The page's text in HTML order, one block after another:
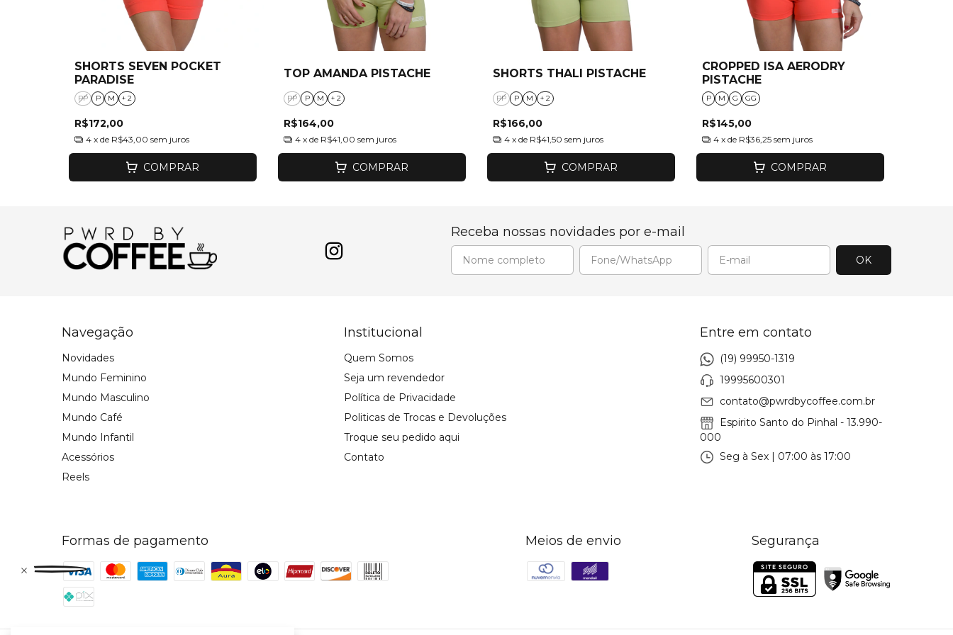
SHORTS SEVEN POCKET
PARADISE
PP P M + 2
R$172,00
4 x de R$43,00 sem juros
COMPRAR
TOP AMANDA PISTACHE
PP P M + 2
R$164,00
4 x de R$41,00 sem juros
COMPRAR
SHORTS THALI PISTACHE
PP P M + 2
R$166,00
4 x de R$41,50 sem juros
COMPRAR
CROPPED ISA AERODRY
PISTACHE
P M G GG
R$145,00
4 x de R$36,25 sem juros
COMPRAR
Receba nossas novidades por e-mail
Navegação
Novidades
Mundo Feminino
Mundo Masculino
Mundo Café
Mundo Infantil
Acessórios
Reels
Institucional
Quem Somos
Seja um revendedor
Política de Privacidade
Politicas de Trocas e Devoluções
Troque seu pedido aqui
Contato
Entre em contato
(19) 99950-1319
19995600301
contato@pwrdbycoffee.com.br
Espirito Santo do Pinhal - 13.990-
000
Seg à Sex | 07:00 às 17:00
Formas de pagamento Meios de envio Segurança